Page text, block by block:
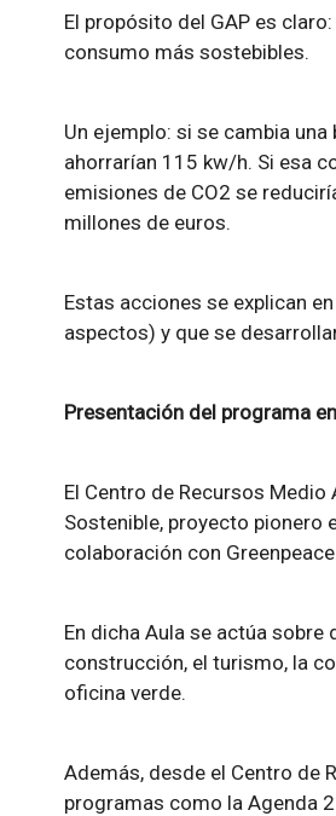
El propósito del GAP es
consumo más sostebibles.
Un ejemplo: si se cambia
ahorrarían 115 kw/h. Si esa
emisiones de CO2 se
millones de euros.
Estas acciones se explican
aspectos) y que se
Presentación del programa
El Centro de Recursos
Sostenible, proyecto pionero
colaboración con
En dicha Aula se actúa
construcción, el turismo, la
oficina verde.
Además, desde el Centro de
programas como la Agenda